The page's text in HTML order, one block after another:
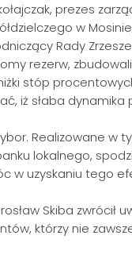
prezes
w
Rady
rezerw,
stóp
iż słaba
Realizowane
lokalnego,
uzyskaniu tego
Skiba
którzy nie